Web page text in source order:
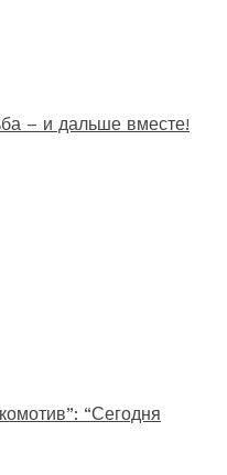
– и дальше вместе!
“Сегодня